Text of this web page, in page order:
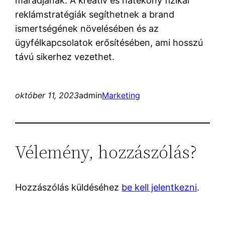
reklámstratégiák segíthetnek a brand
ismertségének növelésében és az
ügyfélkapcsolatok erősítésében, ami hosszú
távú sikerhez vezethet.
október 11, 2023adminMarketing
Vélemény, hozzászólás?
Hozzászólás küldéséhez be kell jelentkezni.